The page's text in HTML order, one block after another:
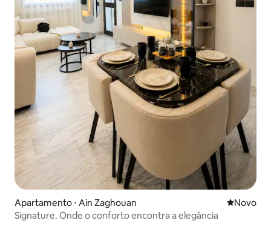
Apartamento ⋅ Ain Zaghouan Novo
Novo
Signature. Onde o conforto encontra a elegância